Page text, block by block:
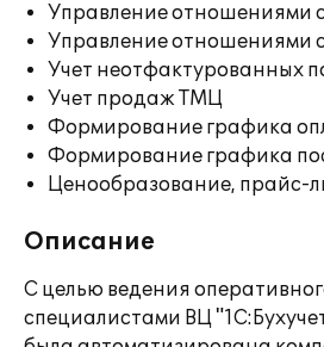
Управление отношениями
Управление отношениями
Учет неотфактурованных
Учет продаж ТМЦ
Формирование графика
Формирование графика
Ценообразование, прайс-
Описание
С целью ведения
специалистами ВЦ